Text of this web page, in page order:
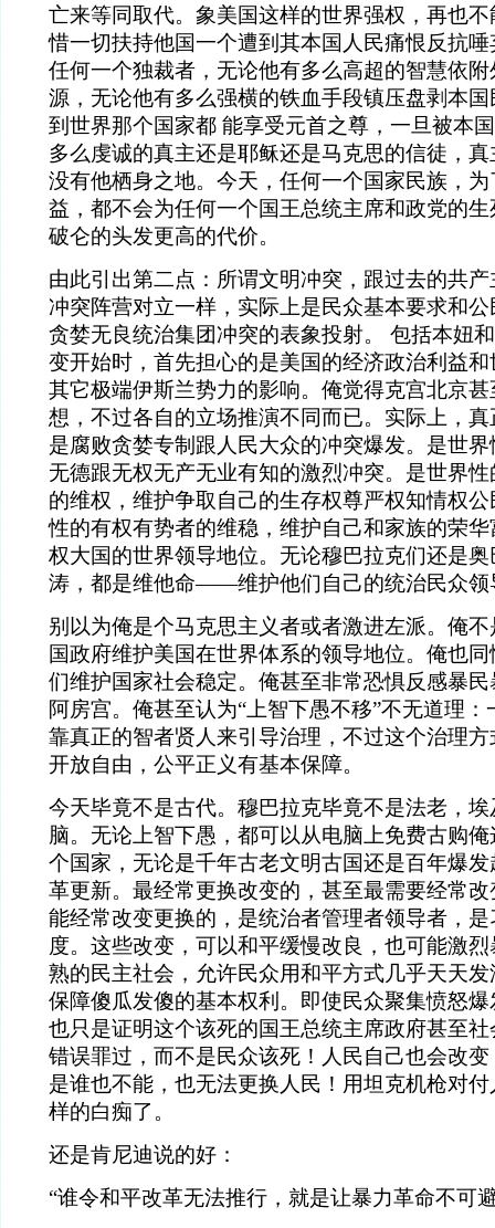
亡来等同取代。象美国这样的世界强权，再也
惜一切扶持他国一个遭到其本国人民痛恨反抗
任何一个独裁者，无论他有多么高超的智慧依
源，无论他有多么强横的铁血手段镇压盘剥本
到世界那个国家都 能享受元首之尊，一旦被本
多么虔诚的真主还是耶稣还是马克思的信徒，
没有他栖身之地。今天，任何一个国家民族，
益，都不会为任何一个国王总统主席和政党的
破仑的头发更高的代价。
由此引出第二点：所谓文明冲突，跟过去的共
冲突阵营对立一样，实际上是民众基本要求和
贪婪无良统治集团冲突的表象投射。 包括本妞
变开始时，首先担心的是美国的经济政治利益
其它极端伊斯兰势力的影响。俺觉得克宫北京
想，不过各自的立场推演不同而已。实际上，
是腐败贪婪专制跟人民大众的冲突爆发。是世
无德跟无权无产无业有知的激烈冲突。是世界
的维权，维护争取自己的生存权尊严权知情权
性的有权有势者的维稳，维护自己和家族的荣
权大国的世界领导地位。无论穆巴拉克们还是
涛，都是维他命——维护他们自己的统治民众领
别以为俺是个马克思主义者或者激进左派。俺
国政府维护美国在世界体系的领导地位。俺也
们维护国家社会稳定。俺甚至非常恐惧反感暴
阿房宫。俺甚至认为“上智下愚不移”不无道理
靠真正的智者贤人来引导治理，不过这个治理
开放自由，公平正义有基本保障。
今天毕竟不是古代。穆巴拉克毕竟不是法老，
脑。无论上智下愚，都可以从电脑上免费古购
个国家，无论是千年古老文明古国还是百年爆
革更新。最经常更换改变的，甚至最需要经常
能经常改变更换的，是统治者管理者领导者，
度。这些改变，可以和平缓慢改良，也可能激
熟的民主社会，允许民众用和平方式几乎天天
保障傻瓜发傻的基本权利。即使民众聚集愤怒
也只是证明这个该死的国王总统主席政府甚至
错误罪过，而不是民众该死！人民自己也会改
是谁也不能，也无法更换人民！用坦克机枪对
样的白痴了。
还是肯尼迪说的好：
“谁令和平改革无法推行，就是让暴力革命不可